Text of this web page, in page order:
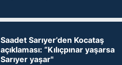
Saadet Sarıyer’den Kocataş
açıklaması: “Kılıçpınar yaşarsa
Sarıyer yaşar"